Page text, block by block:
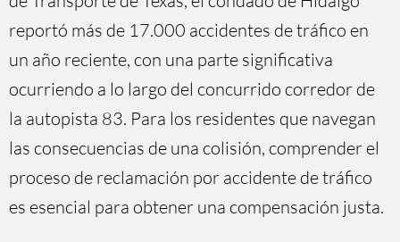
reportó más de 17.000 accidentes de tráfico en
un año reciente, con una parte significativa
ocurriendo a lo largo del concurrido corredor de
la autopista 83. Para los residentes que navegan
las consecuencias de una colisión, comprender el
proceso de reclamación por accidente de tráfico
es esencial para obtener una compensación justa.